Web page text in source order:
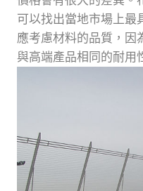
可以找出當地市場上最
應考慮材料的品質，因
與高端產品相同的耐用